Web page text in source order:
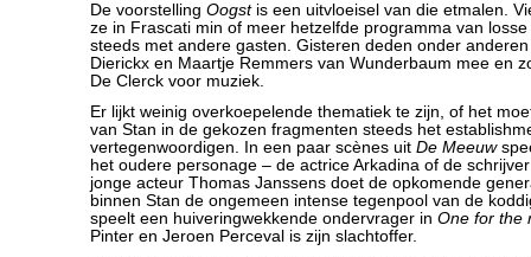
De voorstelling Oogstis een uitvloeisel van die etmalen.
ze in Frascati min of meer hetzelfde programma van
steeds met andere gasten. Gisteren deden onder
Dierickx en Maartje Remmers van Wunderbaum mee en
De Clerck voor muziek.
Er lijkt weinig overkoepelende thematiek te zijn, of het
van Stan in de gekozen fragmenten steeds het
vertegenwoordigen. In een paar scènes uit De Meeuw
het oudere personage – de actrice Arkadina of de
jonge acteur Thomas Janssens doet de opkomende
binnen Stan de ongemeen intense tegenpool van de
speelt een huiveringwekkende ondervrager in One for the
Pinter en Jeroen Perceval is zijn slachtoffer.